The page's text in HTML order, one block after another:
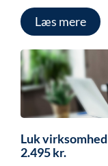
Læs mere
Luk
2.495 kr.